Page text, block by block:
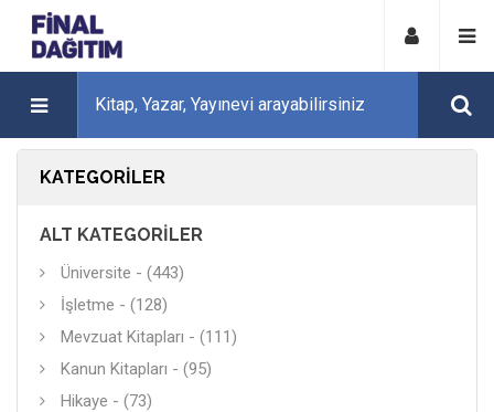
KATEGORILER
ALT KATEGORILER
Üniversite - (443)
İşletme - (128)
Mevzuat Kitapları - (111)
Kanun Kitapları - (95)
Hikaye - (73)